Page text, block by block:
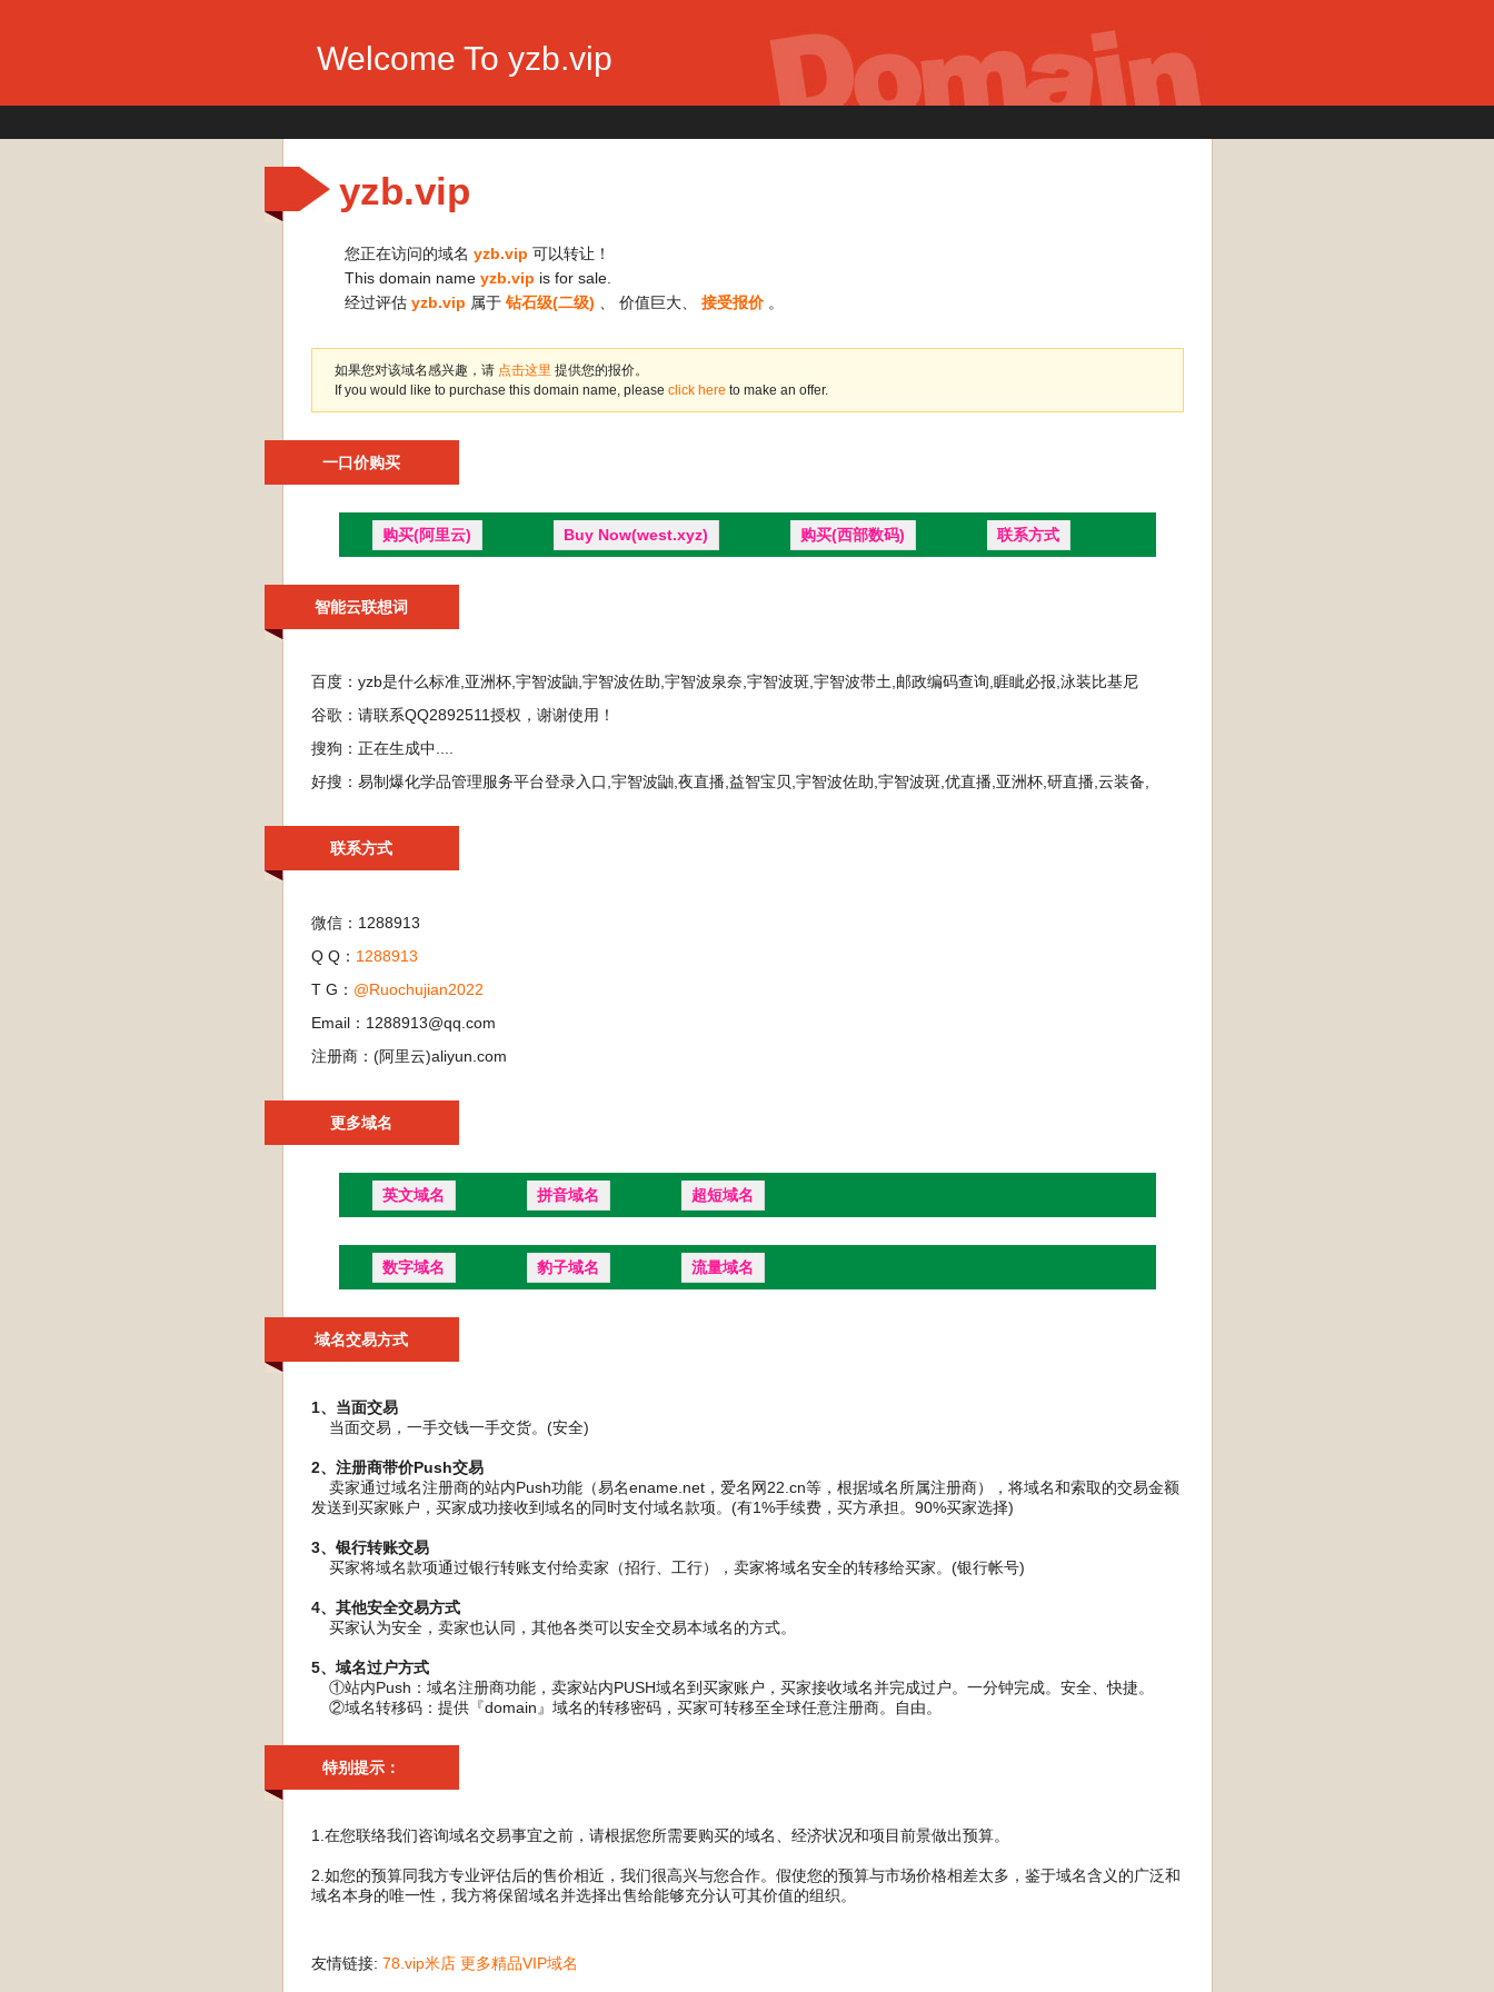
Welcome To yzb.vip
yzb.vip
您正在访问的域名 yzb.vip 可以转让！
This domain nameyzb.vip is for sale.
经过评估yzb.vip 属于 钻石级(二级) 、 价值巨大、 接受报价。
如果您对该域名感兴趣，请 点击这里 提供您的报价。
If you would like to purchase this domain name, please click here to make an offer.
一口价购买
购买(阿里云) Buy Now(west.xyz) 购买(西部数码) 联系方式
智能云联想词
百度： yzb是什么标准,亚洲杯,宇智波鼬,宇智波佐助,宇智波泉奈,宇智波斑,宇智波带土,邮政编码查询,睚眦必报,泳装比基尼
谷歌： 请联系QQ2892511授权，谢谢使用！
搜狗： 正在生成中....
好搜： 易制爆化学品管理服务平台登录入口,宇智波鼬,夜直播,益智宝贝,宇智波佐助,宇智波斑,优直播,亚洲杯,研直播,云装备,
联系方式
微信：1288913
Q Q： 1288913
T G： @Ruochujian2022
Email：1288913@qq.com
注册商：(阿里云)aliyun.com
更多域名
英文域名 拼音域名 超短域名
数字域名 豹子域名 流量域名
域名交易方式
1、当面交易
当面交易，一手交钱一手交货。(安全)
2、注册商带价Push交易
卖家通过域名注册商的站内Push功能（易名ename.net，爱名网22.cn等，根据域名所属注册商），将域名和索取的交易金额
发送到买家账户，买家成功接收到域名的同时支付域名款项。(有1%手续费，买方承担。90%买家选择)
3、银行转账交易
买家将域名款项通过银行转账支付给卖家（招行、工行），卖家将域名安全的转移给买家。(银行帐号)
4、其他安全交易方式
买家认为安全，卖家也认同，其他各类可以安全交易本域名的方式。
5、域名过户方式
①站内Push：域名注册商功能，卖家站内PUSH域名到买家账户，买家接收域名并完成过户。一分钟完成。安全、快捷。
②域名转移码：提供『domain』域名的转移密码，买家可转移至全球任意注册商。自由。
特别提示：
1.在您联络我们咨询域名交易事宜之前，请根据您所需要购买的域名、经济状况和项目前景做出预算。
2.如您的预算同我方专业评估后的售价相近，我们很高兴与您合作。假使您的预算与市场价格相差太多，鉴于域名含义的广泛和
域名本身的唯一性，我方将保留域名并选择出售给能够充分认可其价值的组织。
友情链接: 78.vip米店 更多精品VIP域名